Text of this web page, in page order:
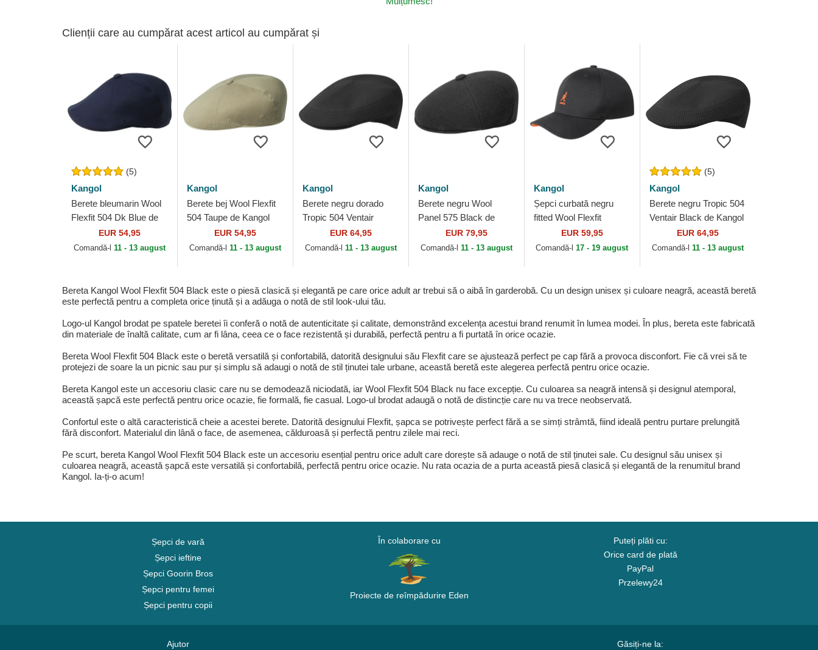
Clienții care au cumpărat acest articol au cumpărat și
(5)
Kangol
Berete bleumarin Wool
Flexfit 504 Dk Blue de
EUR 54,95
Comandă-l 11 - 13 august
Kangol
Berete bej Wool Flexfit
504 Taupe de Kangol
EUR 54,95
Comandă-l 11 - 13 august
Kangol
Berete negru dorado
Tropic 504 Ventair
Black/Gold de Kangol
EUR 64,95
Comandă-l 11 - 13 august
Kangol
Berete negru Wool
Panel 575 Black de
EUR 79,95
Comandă-l 11 - 13 august
Kangol
Șepci curbată negru
fitted Wool Flexfit
Baseball Beluga Black
de Kangol
EUR 59,95
Comandă-l17 - 19 august
(5)
Kangol
Berete negru Tropic 504
Ventair Black de Kangol
EUR 64,95
Comandă-l11 - 13 august
Bereta Kangol Wool Flexfit 504 Black este o piesă clasică și elegantă pe care orice adult ar trebui să o aibă în garderobă. Cu un design unisex și culoare neagră, această beretă
este perfectă pentru a completa orice ținută și a adăuga o notă de stil look-ului tău.
Logo-ul Kangol brodat pe spatele beretei îi conferă o notă de autenticitate și calitate, demonstrând excelența acestui brand renumit în lumea modei. În plus, bereta este fabricată
din materiale de înaltă calitate, cum ar fi lâna, ceea ce o face rezistentă și durabilă, perfectă pentru a fi purtată în orice ocazie.
Bereta Wool Flexfit 504 Black este o beretă versatilă și confortabilă, datorită designului său Flexfit care se ajustează perfect pe cap fără a provoca disconfort. Fie că vrei să te
protejezi de soare la un picnic sau pur și simplu să adaugi o notă de stil ținutei tale urbane, această beretă este alegerea perfectă pentru orice ocazie.
Bereta Kangol este un accesoriu clasic care nu se demodează niciodată, iar Wool Flexfit 504 Black nu face excepție. Cu culoarea sa neagră intensă și designul atemporal,
această șapcă este perfectă pentru orice ocazie, fie formală, fie casual. Logo-ul brodat adaugă o notă de distincție care nu va trece neobservată.
Confortul este o altă caracteristică cheie a acestei berete. Datorită designului Flexfit, șapca se potrivește perfect fără a se simți strâmtă, fiind ideală pentru purtare prelungită
fără disconfort. Materialul din lână o face, de asemenea, călduroasă și perfectă pentru zilele mai reci.
Pe scurt, bereta Kangol Wool Flexfit 504 Black este un accesoriu esențial pentru orice adult care dorește să adauge o notă de stil ținutei sale. Cu designul său unisex și
culoarea neagră, această șapcă este versatilă și confortabilă, perfectă pentru orice ocazie. Nu rata ocazia de a purta această piesă clasică și elegantă de la renumitul brand
Kangol. Ia-ți-o acum!
Șepci de vară
Șepci ieftine
Șepci Goorin Bros
Șepci pentru femei
Șepci pentru copii
În colaborare cu
Proiecte de reîmpădurire Eden
Puteți plăti cu:
Orice card de plată
PayPal
Przelewy24
Ajutor Găsiți-ne la: